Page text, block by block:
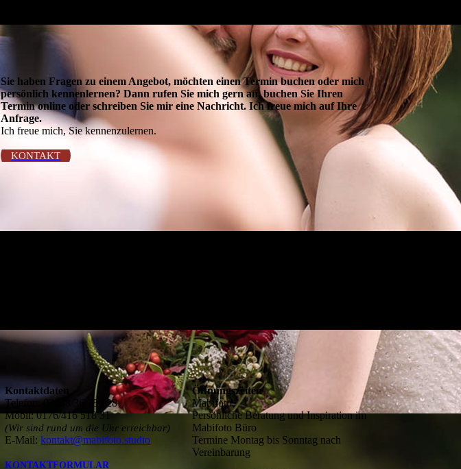
Sie haben Fragen zu einem Angebot, möchten einen Termin buchen oder mich
persönlich kennenlernen? Dann rufen Sie mich gern an, buchen Sie Ihren
Termin online oder schreiben Sie mir eine Nachricht. Ich freue mich auf Ihre
Anfrage.
Ich freue mich, Sie kennenzulernen.
KONTAKT
Kontaktdaten
Telefon: 03338/36 78 628
Mobil: 0176/416 518 31
(Wir sind rund um die Uhr erreichbar)
E-Mail:kontakt@mabifoto.studio
KONTAKTFORMULAR
Öffnungszeiten
Mabifoto
Persönliche Beratung und Inspiration im
Mabifoto Büro
Termine Montag bis Sonntag nach
Vereinbarung